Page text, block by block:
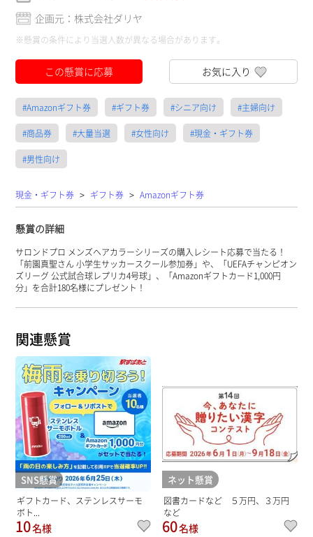
企画元：株式会社ダリヤ
※懸賞の条件により当選人数が異なる場合があります。
この懸賞に応募 お気に入り
#Amazonギフト券 #ギフト券 #シニア向け #主婦向け
#商品券 #大量当選 #女性向け #現金・ギフト券
#男性向け
現金・ギフト券 > ギフト券 > Amazonギフト券
懸賞の詳細
サロンドプロ メンズヘアカラーシリーズの購入レシート応募で当たる！
「前園真聖さん 小学生サッカースクール参加券」や、「UEFAチャンピオン
ズリーグ 公式試合球レプリカ4号球」、「Amazonギフトカード1,000円
分」を合計180名様にプレゼント！
関連懸賞
SNS懸賞
ギフトカード、ステンレスサーモ
ボト...
10名様
ネット懸賞
図書カードなど ５万円、３万円
など
60名様